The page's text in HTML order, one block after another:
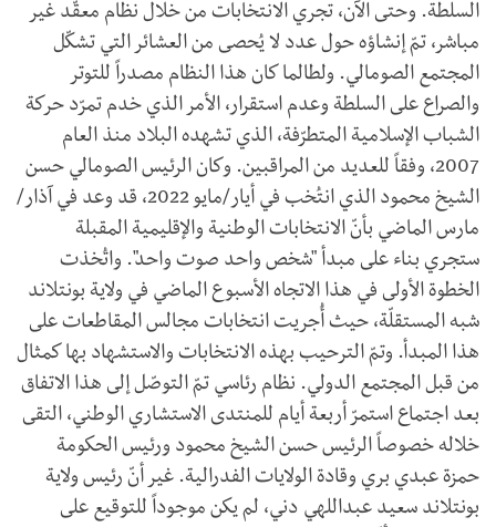
السلطة. وحتى الآن، تجري الانتخابات من خلال نظام معقّد غير
مباشر، تمّ إنشاؤه حول عدد لا يُحصى من العشائر التي تشكّل
المجتمع الصومالي. ولطالما كان هذا النظام مصدراً للتوتر
والصراع على السلطة وعدم استقرار، الأمر الذي خدم تمرّد حركة
الشباب الإسلامية المتطرّفة، الذي تشهده البلاد منذ العام
2007، وفقاً للعديد من المراقبين. وكان الرئيس الصومالي حسن
الشيخ محمود الذي انتُخب في أيار/مايو 2022، قد وعد في آذار/
مارس الماضي بأنّ الانتخابات الوطنية والإقليمية المقبلة
ستجري بناء على مبدأ "شخص واحد صوت واحد". واتُخذت
الخطوة الأولى في هذا الاتجاه الأسبوع الماضي في ولاية بونتلاند
شبه المستقلّة، حيث أُجريت انتخابات مجالس المقاطعات على
هذا المبدأ. وتمّ الترحيب بهذه الانتخابات والاستشهاد بها كمثال
من قبل المجتمع الدولي. نظام رئاسي تمّ التوصّل إلى هذا الاتفاق
بعد اجتماع استمرّ أربعة أيام للمنتدى الاستشاري الوطني، التقى
خلاله خصوصاً الرئيس حسن الشيخ محمود ورئيس الحكومة
حمزة عبدي بري وقادة الولايات الفدرالية. غير أنّ رئيس ولاية
بونتلاند سعيد عبداللهي دني، لم يكن موجوداً للتوقيع على